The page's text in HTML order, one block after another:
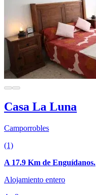
Casa La Luna
Camporrobles
(1)
A 17.9 Km de Enguídanos.
Alojamiento entero